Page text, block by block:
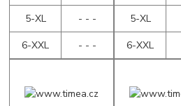
5-XL
- - -
6-XXL
- - -
5-XL
6-XXL